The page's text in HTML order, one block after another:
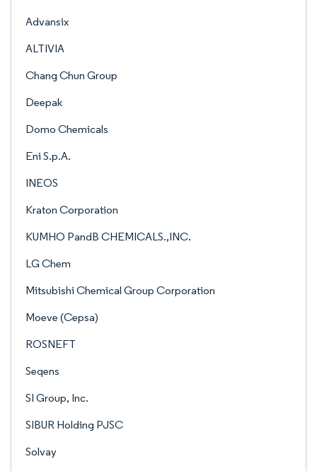
Advansix
ALTIVIA
Chang Chun Group
Deepak
Domo Chemicals
Eni S.p.A.
INEOS
Kraton Corporation
KUMHO PandB CHEMICALS.,INC.
LG Chem
Mitsubishi Chemical Group Corporation
Moeve (Cepsa)
ROSNEFT
Seqens
SI Group, Inc.
SIBUR Holding PJSC
Solvay